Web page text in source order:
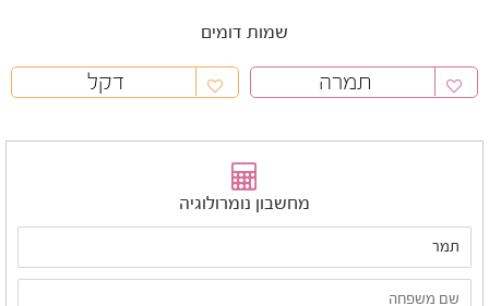
שמות דומים
תמרה דקל
מחשבון נומרולוגיה